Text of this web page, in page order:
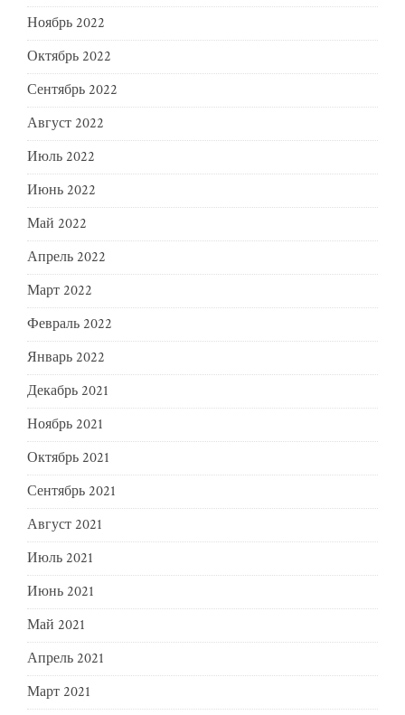
Ноябрь 2022
Октябрь 2022
Сентябрь 2022
Август 2022
Июль 2022
Июнь 2022
Май 2022
Апрель 2022
Март 2022
Февраль 2022
Январь 2022
Декабрь 2021
Ноябрь 2021
Октябрь 2021
Сентябрь 2021
Август 2021
Июль 2021
Июнь 2021
Май 2021
Апрель 2021
Март 2021